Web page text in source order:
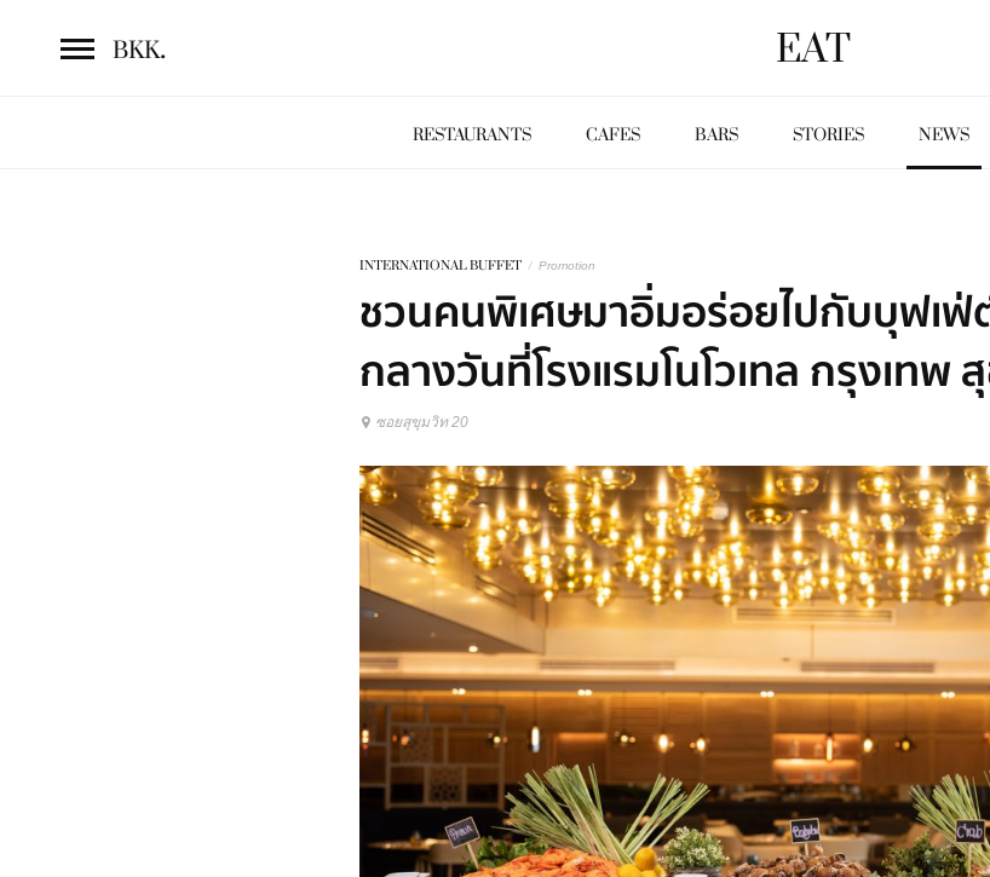
BKK. EAT
RESTAURANTS CAFES BARS STORIES NEWS
INTERNATIONAL BUFFET / Promotion
ชวนคนพิเศษมาอิ่มอร่อยไปกับบุฟเ
กลางวันที่โรงแรมโนโวเทล กรุงเทพ
ซอยสุขุมวิท 20